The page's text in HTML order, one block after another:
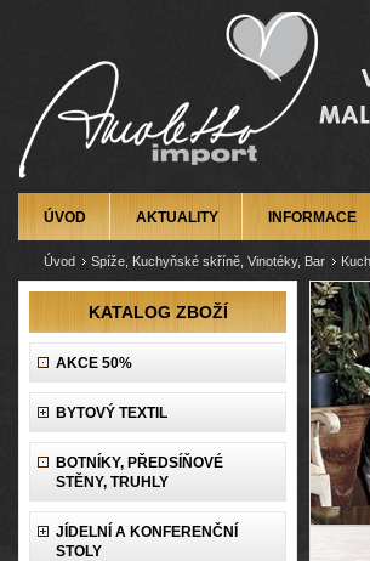
ÚVOD AKTUALITY INFORMACE
Úvod Spíže, Kuchyňské skříně, Vinotéky, Bar
KATALOG ZBOŽÍ
AKCE 50%
BYTOVÝ TEXTIL
BOTNÍKY, PŘEDSÍŇOVÉ
STĚNY, TRUHLY
JÍDELNÍ A KONFERENČNÍ
STOLY